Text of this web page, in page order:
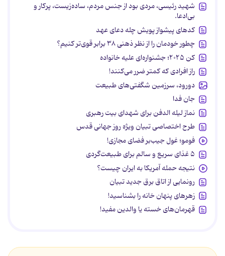
شهید رئیسی، مردی بود از جنس مردم، ساده‌زیست، پرکار و
بی‌ادعا.
کدهای پیشواز پویش چله دعای عهد
چطور خودمان را از نظر ذهنی ۳۸ برابر قوی‌تر کنیم؟
کن ۲۰۲۵؛ جشنواره‌ای علیه خانواده
راز افرادی که کمتر ضرر می‌کنند!
دورود، سرزمین شگفتی‌های طبیعت
جان فدا
نماز لیله الدفن برای شهدای بیت رهبری
طرح اختصاصی تبیان ویژه روز جهانی قدس
فومو؛ غول جیب‌بر فضای مجازی!
۵ غذای سریع و سالم برای طبیعت‌گردی
نتیجه حمله آمریکا به ایران چیست؟
رونمایی از اتاق برق جدید تبیان
زهرهای پنهان خانه را بشناسید!
قهرمان‌های خسته یا والدین مفید!